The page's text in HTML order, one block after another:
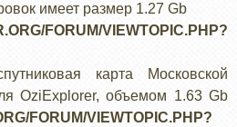
имеет размер 1.27 Gb
FORUM/VIEWTOPIC.PHP?
карта Московской
OziExplorer, объемом 1.63 Gb
FORUM/VIEWTOPIC.PHP?